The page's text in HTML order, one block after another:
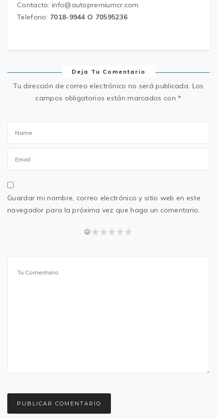
Contacto: info@autopremiumcr.com
Telefono: 7018-9944 O 70595236
Deja Tu Comentario
Tu dirección de correo electrónico no será publicada. Los
campos obligatorios están marcados con*
Guardar mi nombre, correo electrónico y sitio web en este
navegador para la próxima vez que haga un comentario.